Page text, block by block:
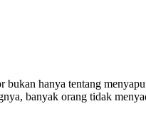
hanya tentang
banyak orang tidak